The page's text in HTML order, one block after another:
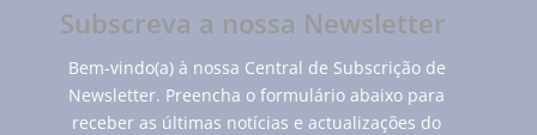
Subscreva a nossa Newsletter
Bem-vindo(a) à nossa Central de Subscrição de
Newsletter. Preencha o formulário abaixo para
receber as últimas notícias e actualizações do